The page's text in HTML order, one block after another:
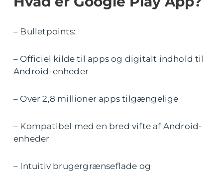
– Bulletpoints:
– Officiel kilde til apps og digitalt indhold til
Android-enheder
– Over 2,8 millioner apps tilgængelige
– Kompatibel med en bred vifte af Android-
enheder
– Intuitiv brugergrænseflade og